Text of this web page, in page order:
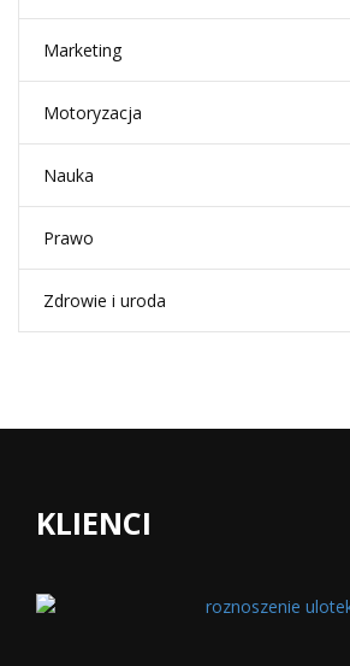
Marketing
Motoryzacja
Nauka
Prawo
Zdrowie i uroda
KLIENCI